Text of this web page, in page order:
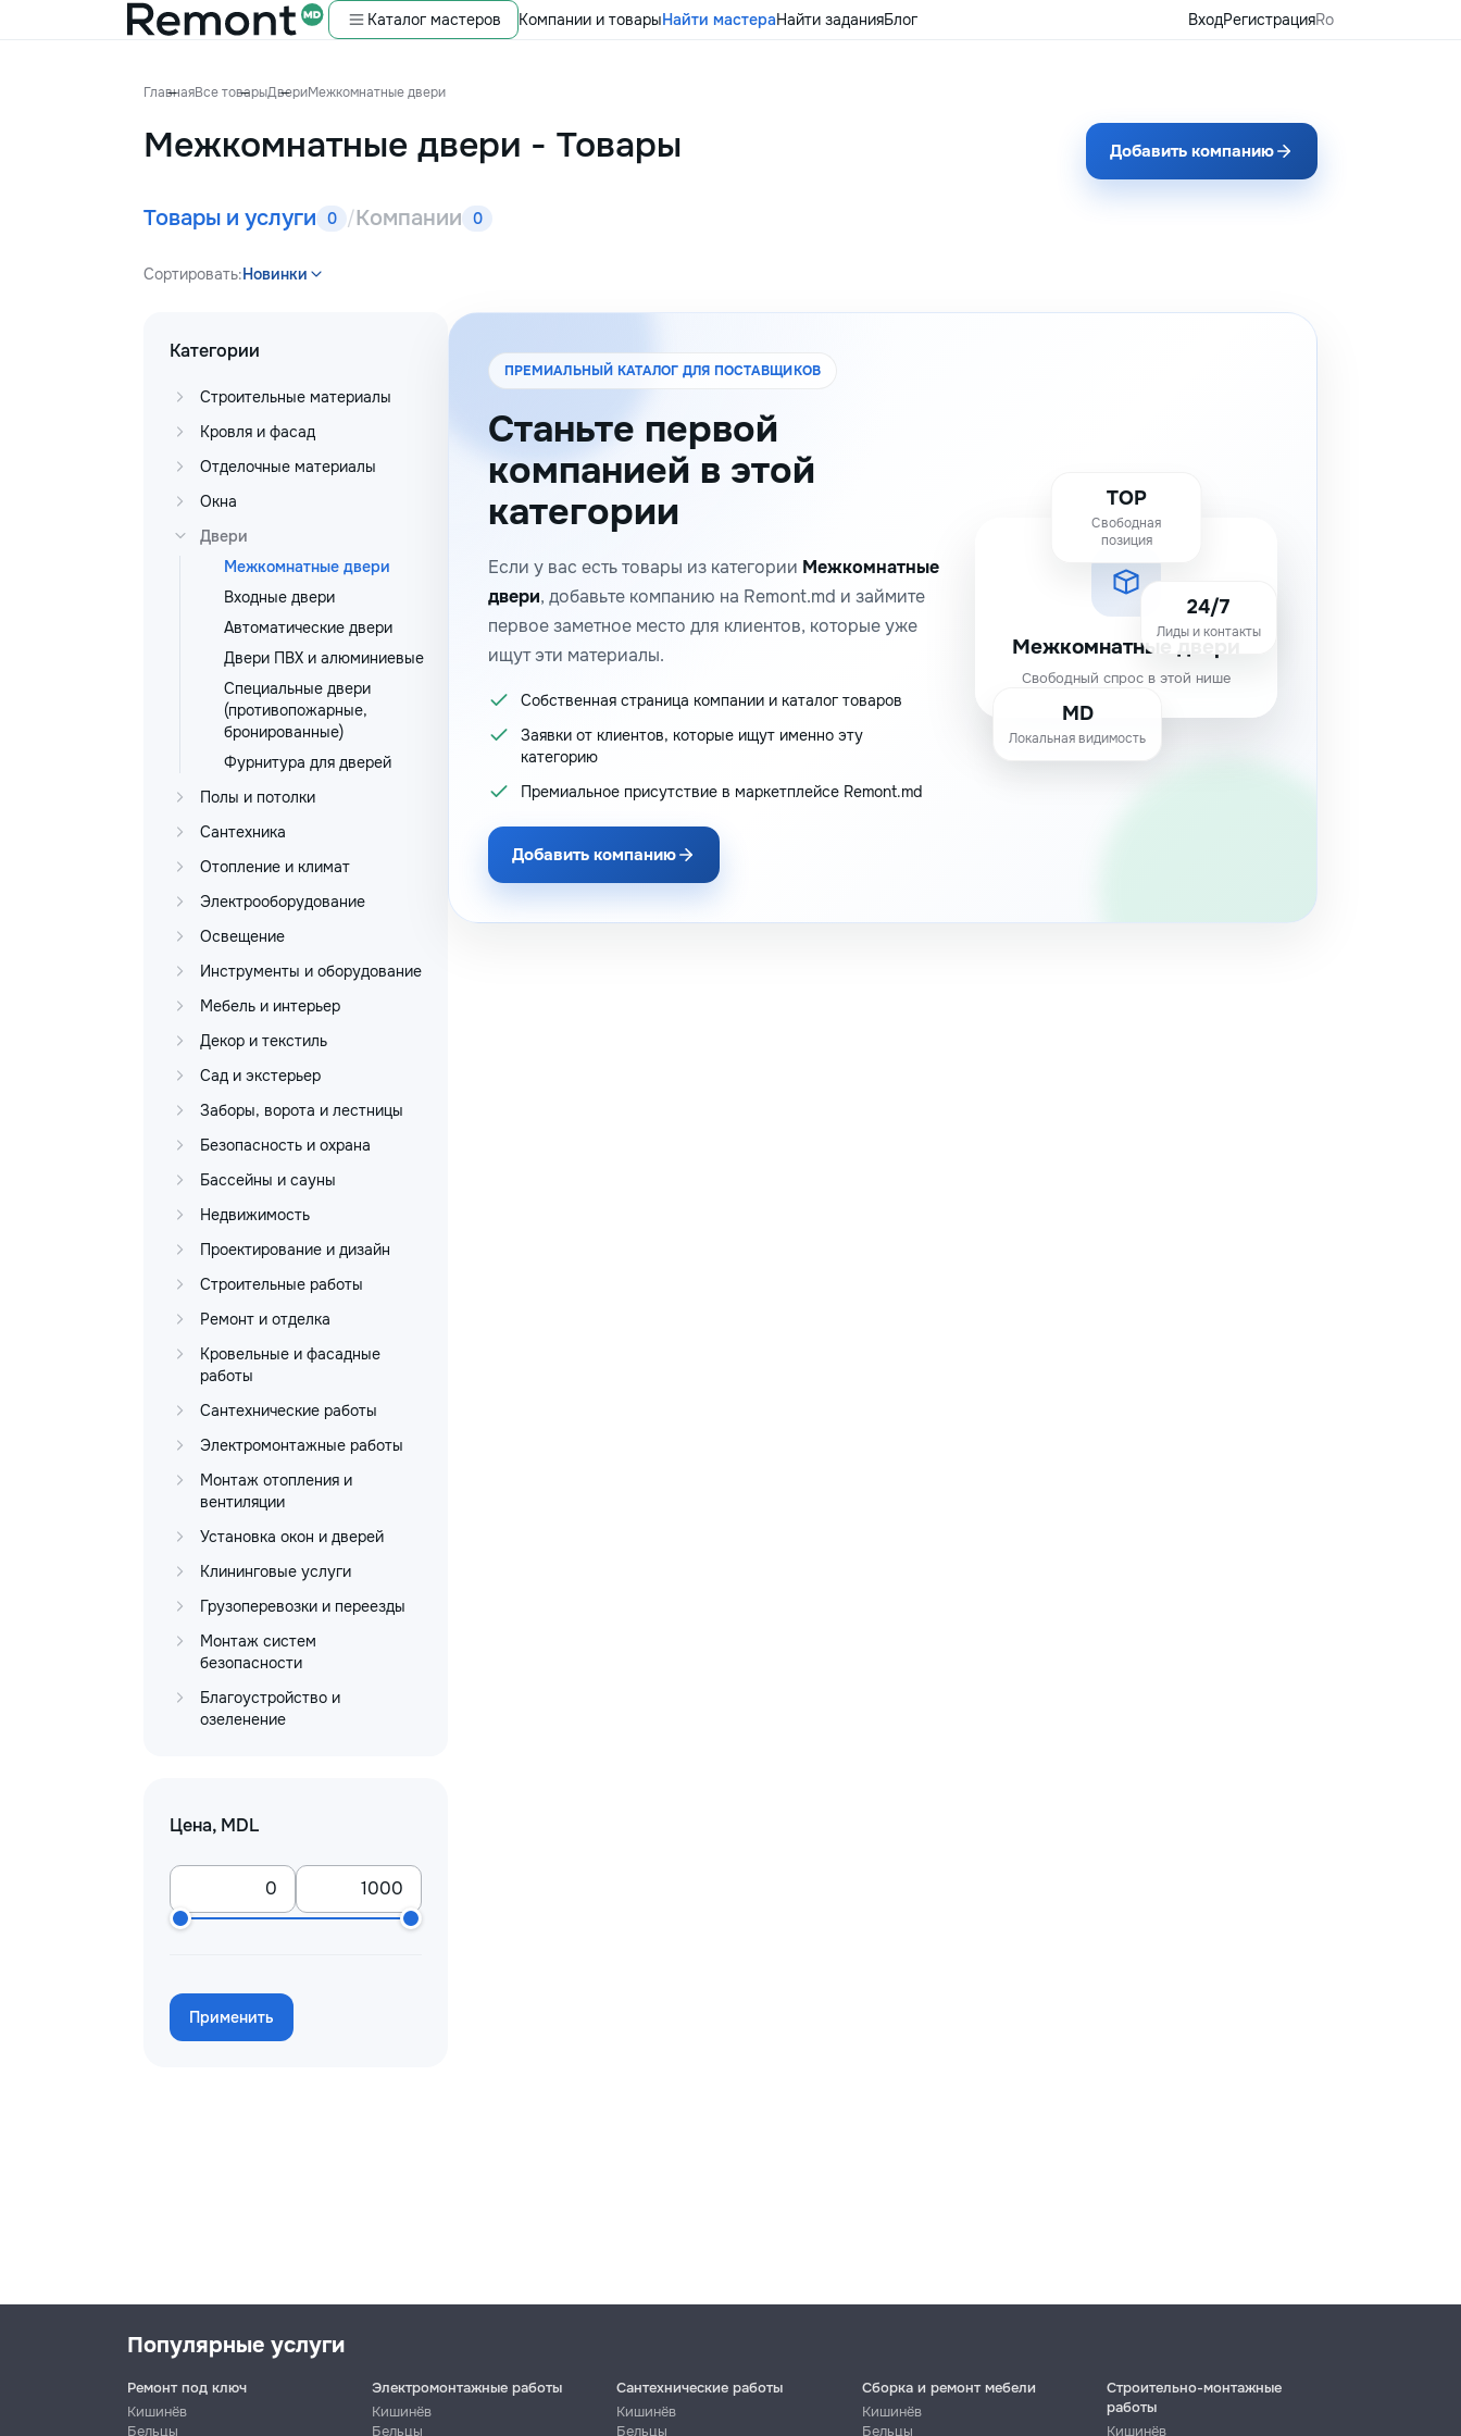
Каталог мастеров Компании и товарыНайти мастераНайти заданияБлог ВходРегистрацияRo
ГлавнаяВсе товарыДвериМежкомнатные двери
Межкомнатные двери - Товары Добавить компанию
Товары и услуги 0 /Компании 0
Сортировать:Новинки
Категории
Строительные материалы
Кровля и фасад
Отделочные материалы
Окна
Двери
Межкомнатные двери
Входные двери
Автоматические двери
Двери ПВХ и алюминиевые
Специальные двери
(противопожарные,
бронированные)
Фурнитура для дверей
Полы и потолки
Сантехника
Отопление и климат
Электрооборудование
Освещение
Инструменты и оборудование
Мебель и интерьер
Декор и текстиль
Сад и экстерьер
Заборы, ворота и лестницы
Безопасность и охрана
Бассейны и сауны
Недвижимость
Проектирование и дизайн
Строительные работы
Ремонт и отделка
Кровельные и фасадные
работы
Сантехнические работы
Электромонтажные работы
Монтаж отопления и
вентиляции
Установка окон и дверей
Клининговые услуги
Грузоперевозки и переезды
Монтаж систем
безопасности
Благоустройство и
озеленение
Цена, MDL
Применить
ПРЕМИАЛЬНЫЙ КАТАЛОГ ДЛЯ ПОСТАВЩИКОВ
Станьте первой
компанией в этой
категории
Если у вас есть товары из категории Межкомнатные
двери, добавьте компанию на Remont.md и займите
первое заметное место для клиентов, которые уже
ищут эти материалы.
Собственная страница компании и каталог товаров
Заявки от клиентов, которые ищут именно эту
категорию
Премиальное присутствие в маркетплейсе Remont.md
Добавить компанию
Межкомнатные двери
Свободный спрос в этой нише
TOP
Свободная
позиция
24/7
Лиды и контакты
MD
Локальная видимость
Популярные услуги
Ремонт под ключ
Кишинёв
Бельцы
Электромонтажные работы
Кишинёв
Бельцы
Сантехнические работы
Кишинёв
Бельцы
Сборка и ремонт мебели
Кишинёв
Бельцы
Строительно-монтажные
работы
Кишинёв